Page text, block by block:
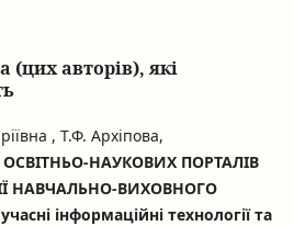
(цих авторів), які
, Т.Ф. Архіпова,
НАУКОВИХ ПОРТАЛІВ
НАВЧАЛЬНО-ВИХОВНОГО
інформаційні технології та